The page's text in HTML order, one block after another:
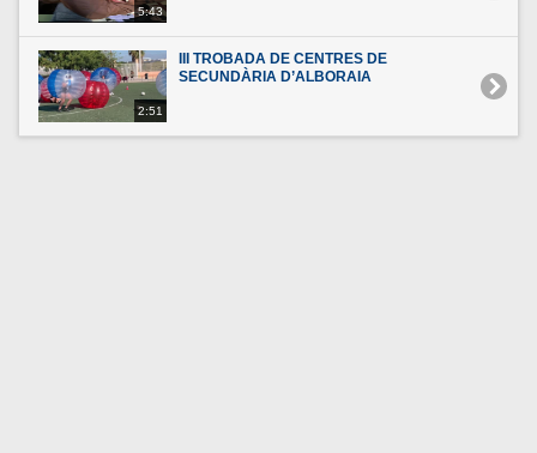
5:43
2:51
III TROBADA DE CENTRES DE
SECUNDÀRIA D’ALBORAIA